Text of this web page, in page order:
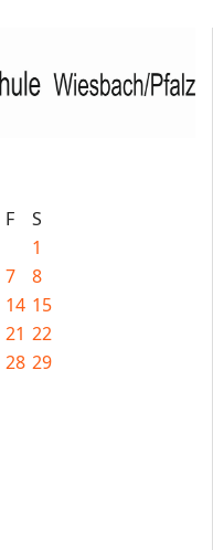
F
S
1
7
8
14 15
21 22
28 29